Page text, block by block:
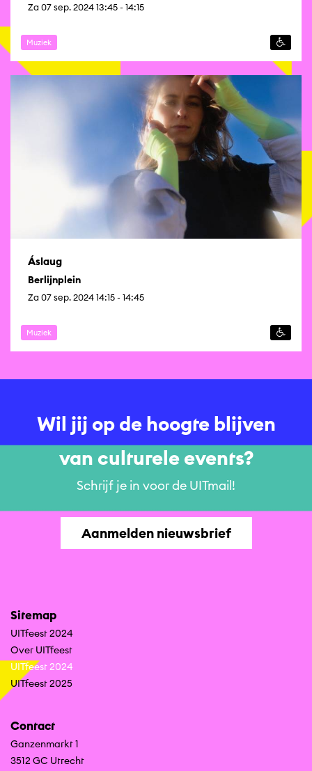
Za 07 sep. 2024 13:45 - 14:15
Muziek
Áslaug
Berlijnplein
Za 07 sep. 2024 14:15 - 14:45
Muziek
Wil jij op de hoogte blijven
van culturele events?
Schrijf je in voor de UITmail!
Aanmelden nieuwsbrief
Sitemap
UITfeest 2024
Over UITfeest
UITfeest 2024
UITfeest 2025
Contact
Ganzenmarkt 1
3512 GC Utrecht